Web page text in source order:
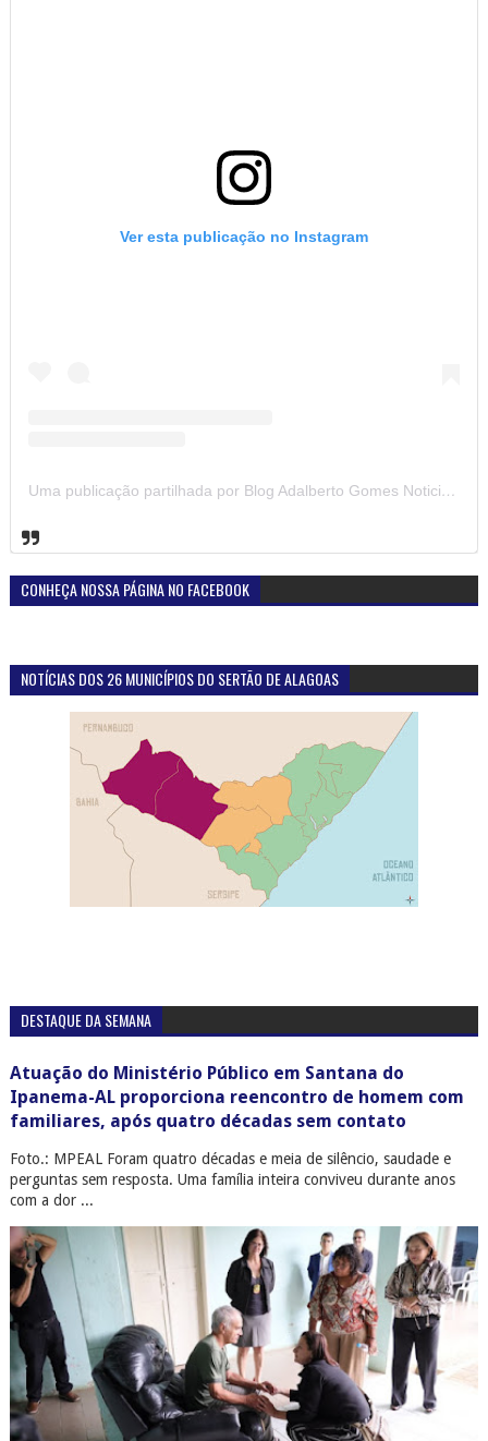
Ver esta publicação no Instagram
Uma publicação partilhada por Blog Adalberto Gomes Noticias (@blogadalbertogomesnoticiass)
CONHEÇA NOSSA PÁGINA NO FACEBOOK
NOTÍCIAS DOS 26 MUNICÍPIOS DO SERTÃO DE ALAGOAS
DESTAQUE DA SEMANA
Atuação do Ministério Público em Santana do
Ipanema-AL proporciona reencontro de homem com
familiares, após quatro décadas sem contato
Foto.: MPEAL Foram quatro décadas e meia de silêncio, saudade e
perguntas sem resposta. Uma família inteira conviveu durante anos
com a dor ...